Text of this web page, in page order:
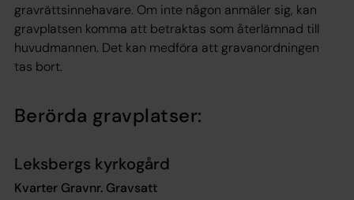
gravrättsinnehavare. Om inte någon anmäler sig, kan
gravplatsen komma att betraktas som återlämnad till
huvudmannen. Det kan medföra att gravanordningen
tas bort.
Berörda gravplatser:
Leksbergs kyrkogård
Kvarter Gravnr. Gravsatt